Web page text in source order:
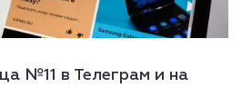
№11 в Телеграм и на